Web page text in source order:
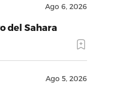
Ago 6, 2026
del Sahara
Ago 5, 2026